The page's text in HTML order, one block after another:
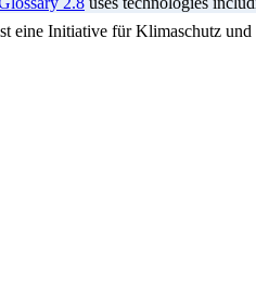
eine Initiative für Klimaschutz